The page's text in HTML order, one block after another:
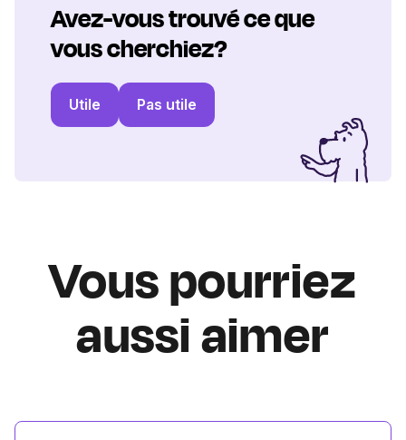
Avez-vous trouvé ce que
vous cherchiez?
Utile Pas utile
Vous pourriez
aussi aimer